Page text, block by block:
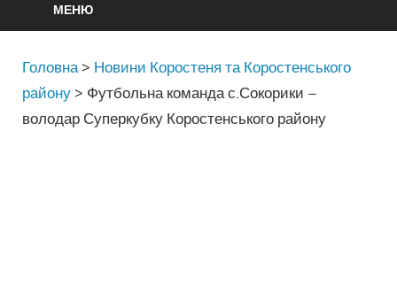
МЕНЮ
Головна > Новини Коростеня та Коростенського
району > Футбольна команда с.Сокорики –
володар Суперкубку Коростенського району